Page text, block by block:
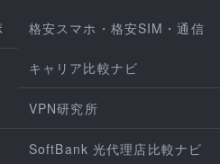
格安スマホ・格安SIM・通信
キャリア比較ナビ
VPN研究所
SoftBank 光代理店比較ナビ